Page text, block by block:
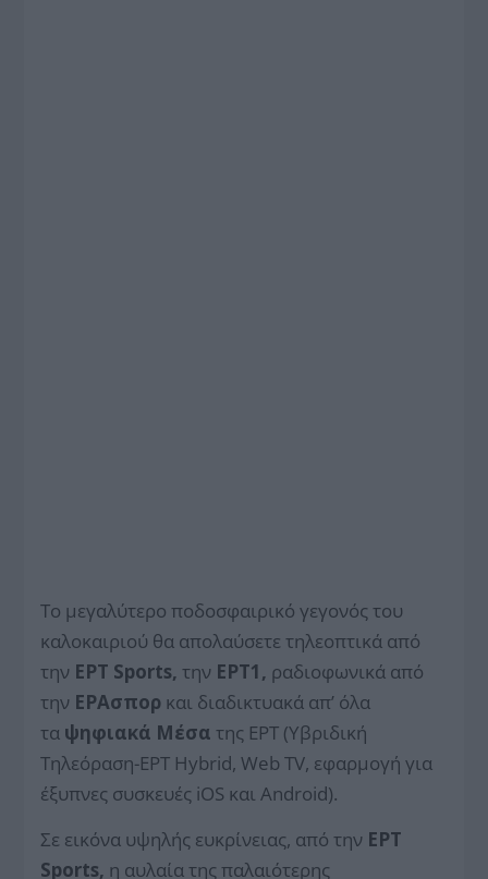
Το μεγαλύτερο ποδοσφαιρικό γεγονός του
καλοκαιριού θα απολαύσετε τηλεοπτικά από
την ΕΡΤ Sports, την ΕΡΤ1, ραδιοφωνικά από
την ΕΡΑσπορ και διαδικτυακά απ’ όλα
τα ψηφιακά Μέσα της ΕΡΤ (Υβριδική
Τηλεόραση-ΕΡΤ Hybrid, Web TV, εφαρμογή για
έξυπνες συσκευές iOS και Android).
Σε εικόνα υψηλής ευκρίνειας, από την EΡT
Sports, η αυλαία της παλαιότερης